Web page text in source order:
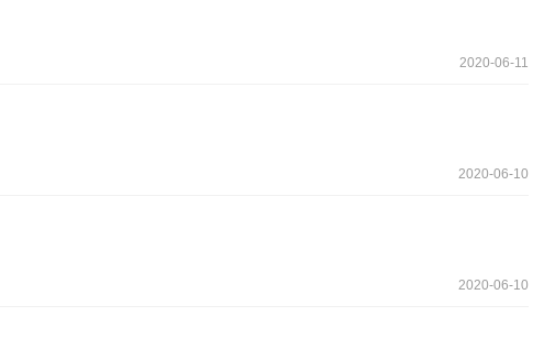
2020-06-11
2020-06-10
2020-06-10